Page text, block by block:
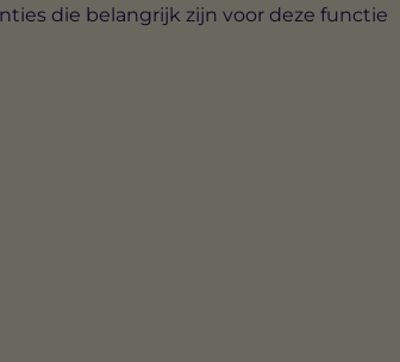
die belangrijk zijn voor deze functie